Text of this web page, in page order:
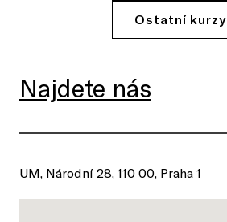
Ostatní kurzy
Najdete nás
UM, Národní 28, 110 00, Praha 1